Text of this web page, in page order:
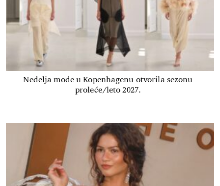
Nedelja mode u Kopenhagenu otvorila sezonu
proleće/leto 2027.